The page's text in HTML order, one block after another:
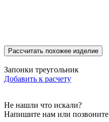
Рассчитать похожее изделие
Запонки треугольник
Добавить к расчету
Не нашли что искали?
Напишите нам или позвоните